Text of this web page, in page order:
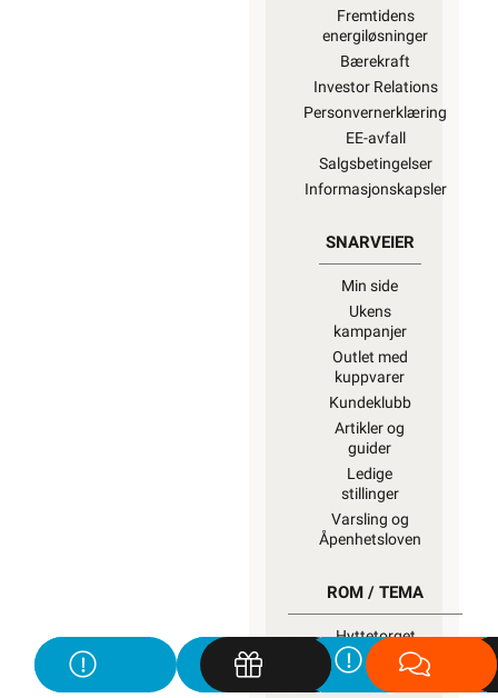
Fremtidens
energiløsninger
Bærekraft
Investor Relations
Personvernerklæring
EE-avfall
Salgsbetingelser
Informasjonskapsler
SNARVEIER
Min side
Ukens
kampanjer
Outlet med
kuppvarer
Kundeklubb
Artikler og
guider
Ledige
stillinger
Varsling og
Åpenhetsloven
ROM / TEMA
Hyttetorget
Uterom
Bad